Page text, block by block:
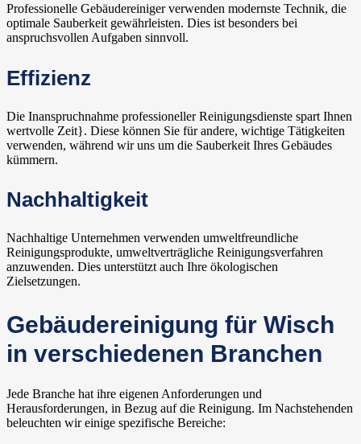
Professionelle Gebäudereiniger verwenden modernste Technik, die
optimale Sauberkeit gewährleisten. Dies ist besonders bei
anspruchsvollen Aufgaben sinnvoll.
Effizienz
Die Inanspruchnahme professioneller Reinigungsdienste spart Ihnen
wertvolle Zeit}. Diese können Sie für andere, wichtige Tätigkeiten
verwenden, während wir uns um die Sauberkeit Ihres Gebäudes
kümmern.
Nachhaltigkeit
Nachhaltige Unternehmen verwenden umweltfreundliche
Reinigungsprodukte, umweltverträgliche Reinigungsverfahren
anzuwenden. Dies unterstützt auch Ihre ökologischen
Zielsetzungen.
Gebäudereinigung für Wisch
in verschiedenen Branchen
Jede Branche hat ihre eigenen Anforderungen und
Herausforderungen, in Bezug auf die Reinigung. Im Nachstehenden
beleuchten wir einige spezifische Bereiche: